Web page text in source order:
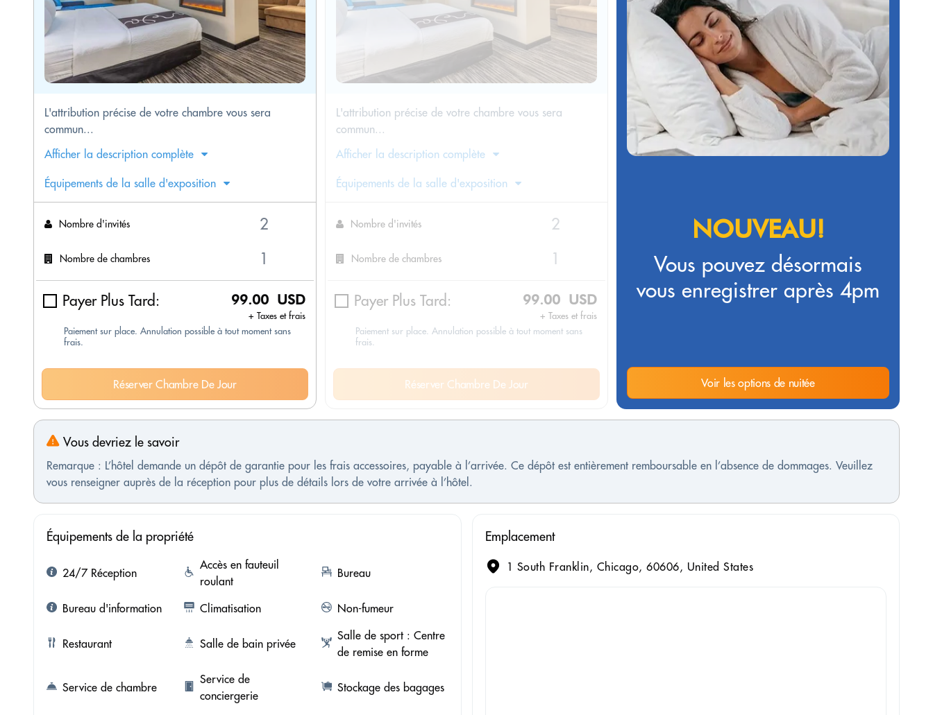
L'attribution précise de votre chambre vous sera
commun...
Afficher la description complète
Équipements de la salle d'exposition
Nombre d'invités
Nombre de chambres
Payer Plus Tard: 99.00 USD
+ Taxes et frais
Paiement sur place. Annulation possible à tout moment sans
frais.
Réserver Chambre De Jour
L'attribution précise de votre chambre vous sera
commun...
Afficher la description complète
Équipements de la salle d'exposition
Nombre d'invités
Nombre de chambres
Payer Plus Tard: 99.00 USD
+ Taxes et frais
Paiement sur place. Annulation possible à tout moment sans
frais.
Réserver Chambre De Jour
NOUVEAU!
Vous pouvez désormais
vous enregistrer après 4pm
Voir les options de nuitée
Vous devriez le savoir
Remarque : L’hôtel demande un dépôt de garantie pour les frais accessoires, payable à l’arrivée. Ce dépôt est entièrement remboursable en l’absence de dommages. Veuillez
vous renseigner auprès de la réception pour plus de détails lors de votre arrivée à l’hôtel.
Équipements de la propriété
24/7 Réception
Accès en fauteuil
roulant
Bureau
Bureau d'information Climatisation Non-fumeur
Restaurant Salle de bain privée
Salle de sport : Centre
de remise en forme
Service de chambre
Service de
conciergerie
Stockage des bagages
Emplacement
1 South Franklin, Chicago, 60606, United States